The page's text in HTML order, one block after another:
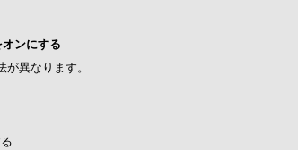
ンにする
異なります。